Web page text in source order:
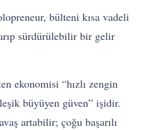
bülteni kısa vadeli
sürdürülebilir bir gelir
ekonomisi “hızlı zengin
büyüyen güven” işidir.
artabilir; çoğu başarılı